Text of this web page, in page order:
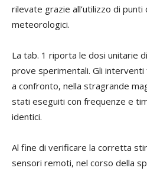
rilevate grazie all’utilizzo di
meteorologici.
La tab. 1 riporta le dosi unitarie
prove sperimentali. Gli
a confronto, nella stragrande
stati eseguiti con frequenze e
identici.
Al fine di verificare la corretta
sensori remoti, nel corso della